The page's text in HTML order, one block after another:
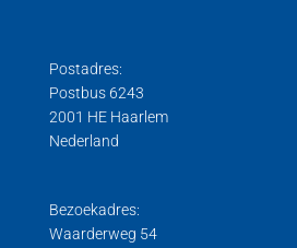
Postadres:
Postbus 6243
2001 HE Haarlem
Nederland
Bezoekadres:
Waarderweg 54